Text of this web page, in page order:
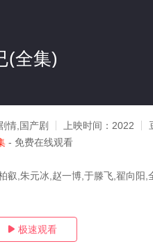
(全集)
情,国产剧 上映时间： 2022
- 免费在线观看
叡,朱元冰,赵一博,于滕飞,翟向阳,
 极速观看